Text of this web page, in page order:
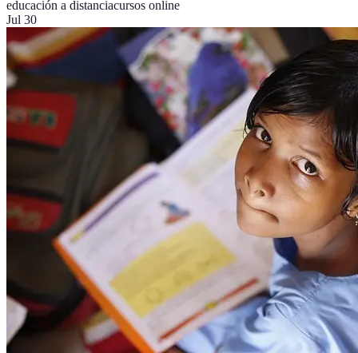
educación a distanciacursos online
Jul 30